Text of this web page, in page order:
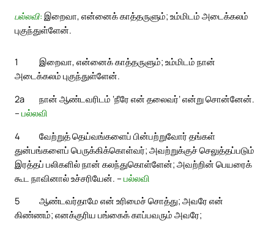
பல்லவி: இறைவா, என்னைக் காத்தருளும்; உம்மிடம் அடைக்கலம்
புகுந்துள்ளேன்.
1
இறைவா, என்னைக் காத்தருளும்; உம்மிடம் நான்
அடைக்கலம் புகுந்துள்ளேன்.
2a
நான் ஆண்டவரிடம் ‘நீரே என் தலைவர்’ என்று சொன்னேன்.
– பல்லவி
4
வேற்றுத் தெய்வங்களைப் பின்பற்றுவோர் தங்கள்
துன்பங்களைப் பெருக்கிக்கொள்வர்; அவற்றுக்குச் செலுத்தப்படும்
இரத்தப் பலிகளில் நான் கலந்துகொள்ளேன்; அவற்றின் பெயரைக்
கூட நாவினால் உச்சரியேன். – பல்லவி
5
ஆண்டவர்தாமே என் உரிமைச் சொத்து; அவரே என்
கிண்ணம்; எனக்குரிய பங்கைக் காப்பவரும் அவரே;